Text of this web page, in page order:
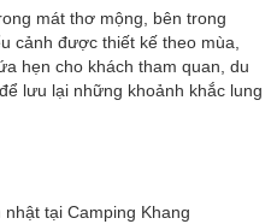
mát thơ mộng, bên trong
cảnh được thiết kế theo mùa,
hẹn cho khách tham quan, du
lưu lại những khoảnh khắc lung
tại Camping Khang